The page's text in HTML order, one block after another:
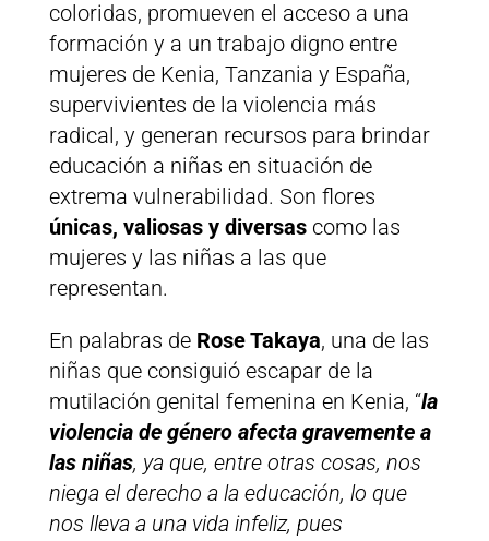
coloridas, promueven el acceso a una
formación y a un trabajo digno entre
mujeres de Kenia, Tanzania y España,
supervivientes de la violencia más
radical, y generan recursos para brindar
educación a niñas en situación de
extrema vulnerabilidad. Son flores
únicas, valiosas y diversascomo las
mujeres y las niñas a las que
representan.
En palabras de Rose Takaya, una de las
niñas que consiguió escapar de la
mutilación genital femenina en Kenia, “la
violencia de género afecta gravemente a
las niñas, ya que, entre otras cosas, nos
niega el derecho a la educación, lo que
nos lleva a una vida infeliz, pues